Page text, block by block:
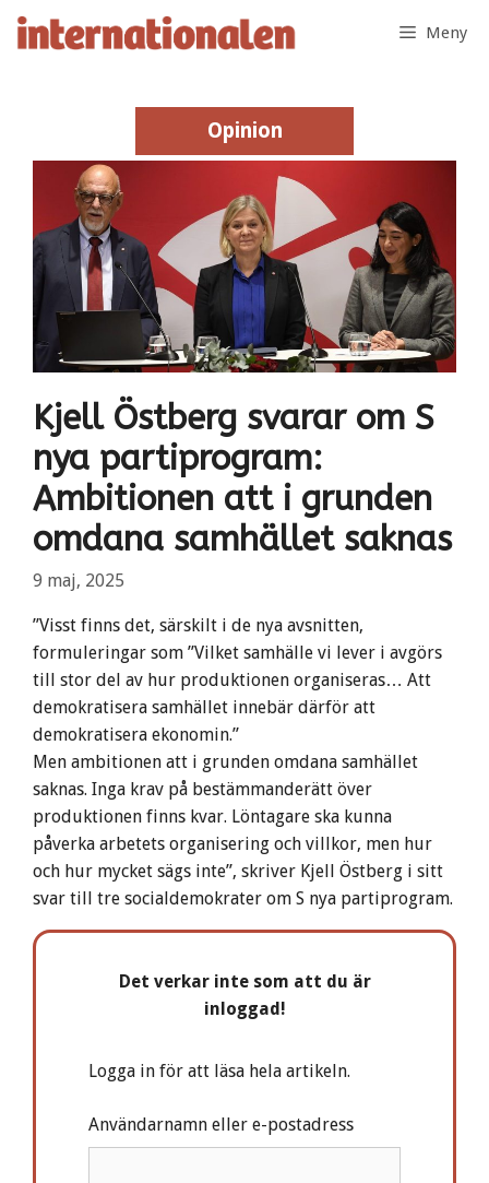
Hoppa
Meny
Opinion
Opinion
Kjell Östberg svarar om S
nya partiprogram:
Ambitionen att i grunden
omdana samhället saknas
9 maj, 2025
”Visst finns det, särskilt i de nya avsnitten,
formuleringar som ”Vilket samhälle vi lever i avgörs
till stor del av hur produktionen organiseras… Att
demokratisera samhället innebär därför att
demokratisera ekonomin.”
Men ambitionen att i grunden omdana samhället
saknas. Inga krav på bestämmanderätt över
produktionen finns kvar. Löntagare ska kunna
påverka arbetets organisering och villkor, men hur
och hur mycket sägs inte”, skriver Kjell Östberg i sitt
svar till tre socialdemokrater om S nya partiprogram.
Det verkar inte som att du är
inloggad!
Logga in för att läsa hela artikeln.
Användarnamn eller e-postadress